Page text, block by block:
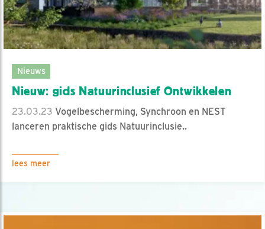
Nieuws
Nieuw: gids Natuurinclusief Ontwikkelen
23.03.23 Vogelbescherming, Synchroon en NEST
lanceren praktische gids Natuurinclusie..
lees meer